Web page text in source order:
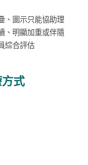
、圖示只能協助理
、明顯加重或伴隨
綜合評估
式